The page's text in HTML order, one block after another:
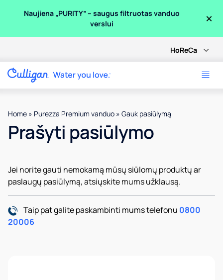
Naujiena „PURITY” – saugus filtruotas vanduo
verslui
×
HoReCa
Home » Purezza Premium vanduo » Gauk pasiūlymą
Prašyti pasiūlymo
Jei norite gauti nemokamą mūsų siūlomų produktų ar
paslaugų pasiūlymą, atsiųskite mums užklausą.
Taip pat galite paskambinti mums telefonu 0800
20006